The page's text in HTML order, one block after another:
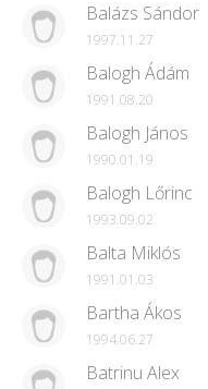
Balázs Sándor
1997.11.27
Balogh Ádám
1991.08.20
Balogh János
1990.01.19
Balogh Lőrinc
1993.09.02
Balta Miklós
1991.01.03
Bartha Ákos
1994.06.27
Batrinu Alex